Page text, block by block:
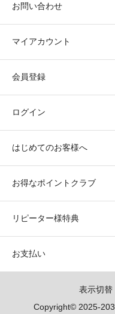
お問い合わせ
マイアカウント
会員登録
ログイン
はじめてのお客様へ
お得なポイントクラブ
リピーター様特典
お支払い
表示切替
Copyright© 2025-